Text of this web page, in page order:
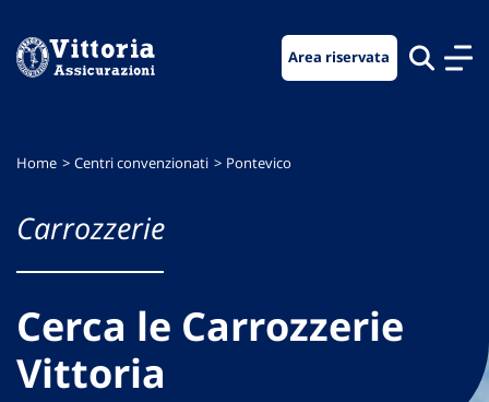
menu
contenuto
footer
Area riservata
Home Centri convenzionati Pontevico
Carrozzerie
Cerca le Carrozzerie
Vittoria